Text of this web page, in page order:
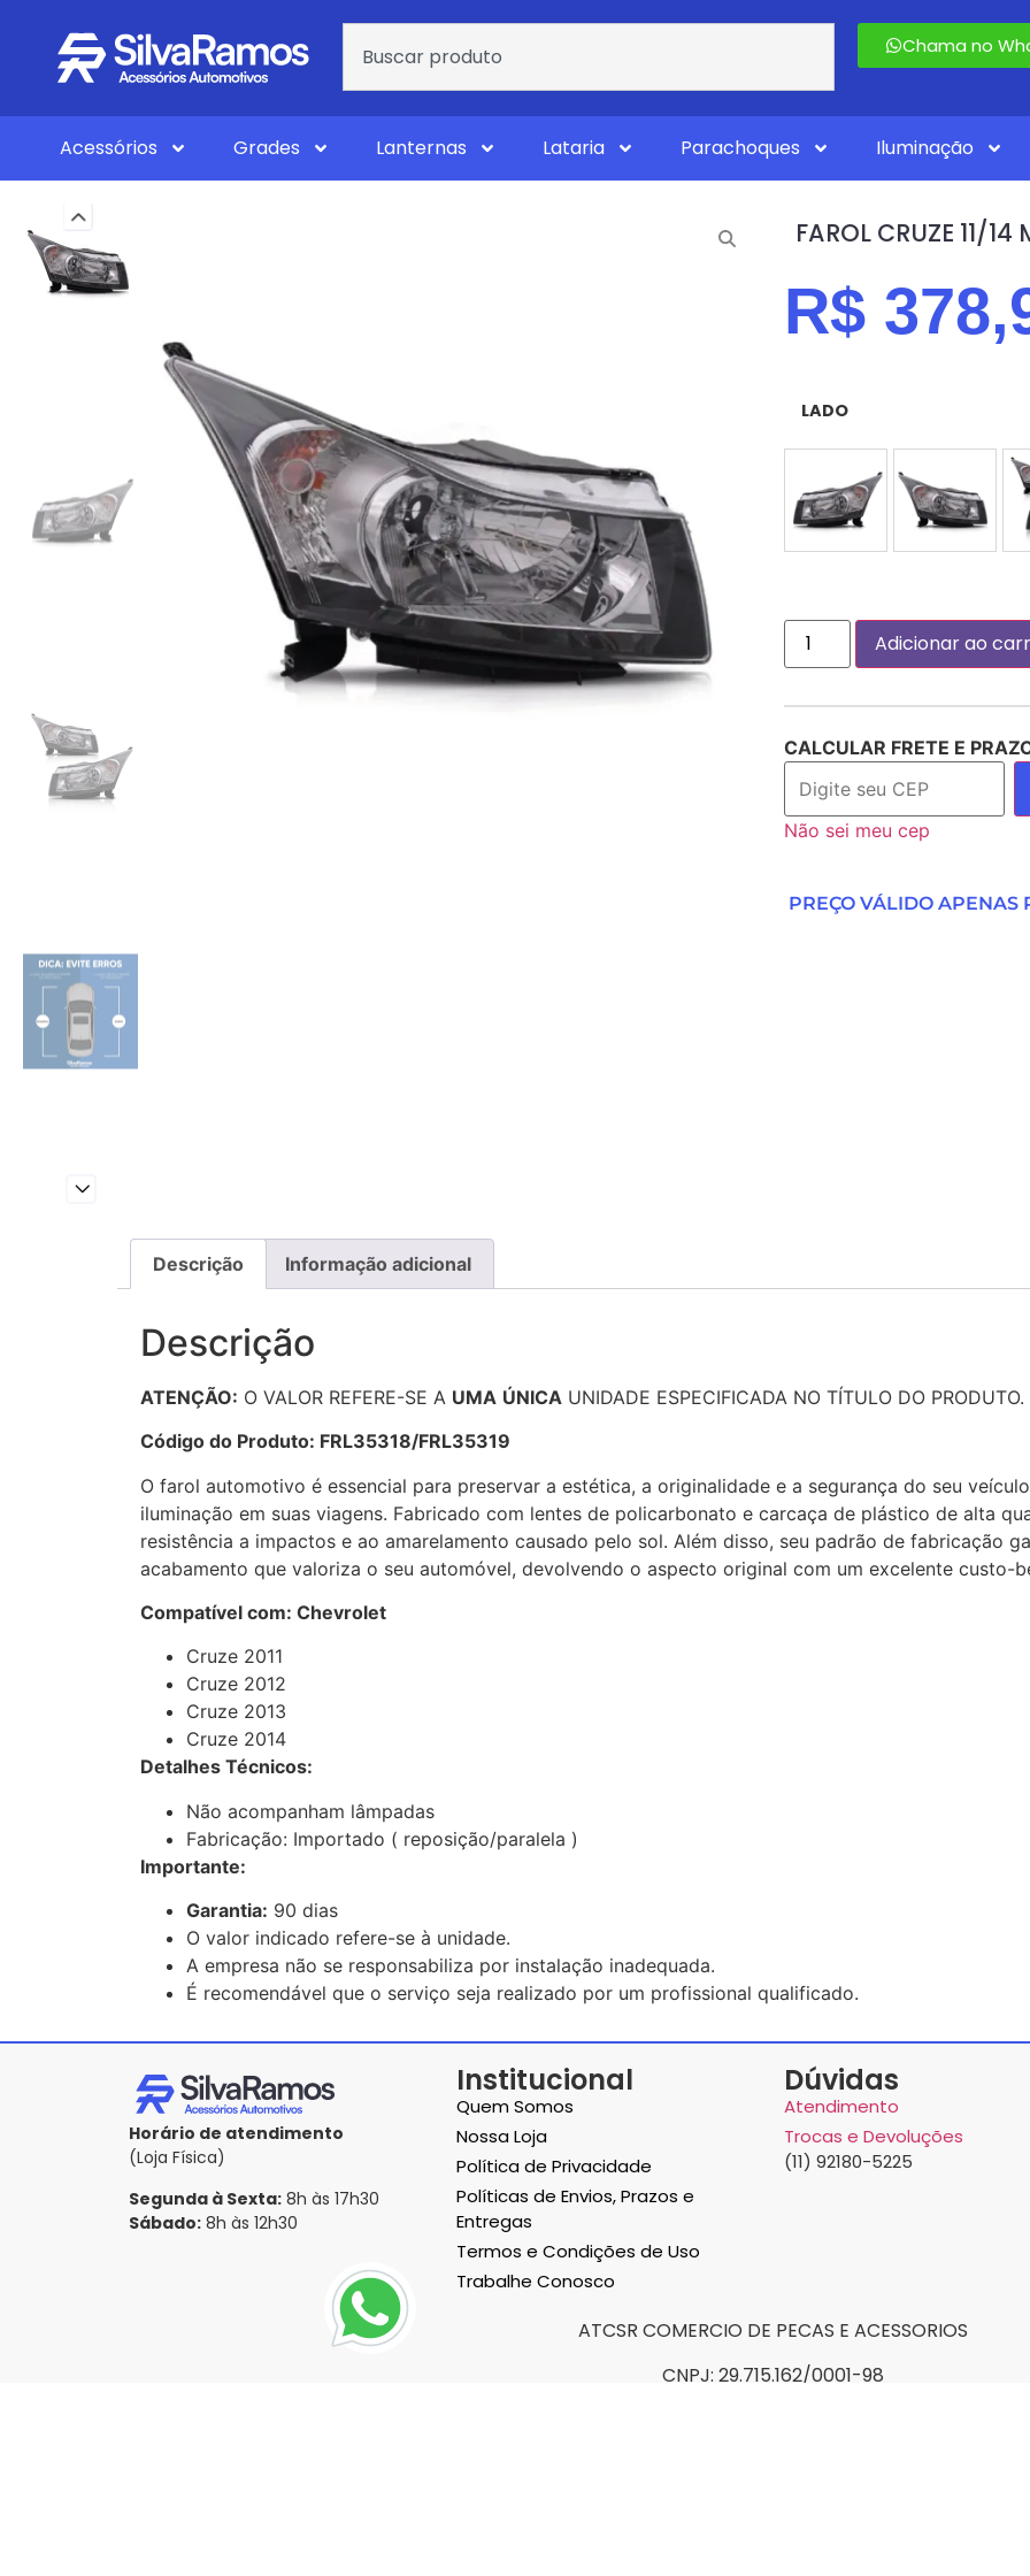
Chama no
Acessórios Grades Lanternas Lataria Parachoques Iluminação
FAROL CRUZE 11/
R$
LADO
ESQUERDO DIREITO
Adicionar ao
CALCULAR FRETE E
Não sei meu cep
PREÇO VÁLIDO APENAS
Descrição Informação adicional
Descrição
ATENÇÃO: O VALOR REFERE-SE A UMA ÚNICA UNIDADE ESPECIFICADA NO TÍTULO DO PRODUTO.
Código do Produto: FRL35318/FRL35319
O farol automotivo é essencial para preservar a estética, a originalidade e a segurança do seu
iluminação em suas viagens. Fabricado com lentes de policarbonato e carcaça de plástico de alta
resistência a impactos e ao amarelamento causado pelo sol. Além disso, seu padrão de fabricação
acabamento que valoriza o seu automóvel, devolvendo o aspecto original com um excelente custo-
Compatível com: Chevrolet
Cruze 2011
Cruze 2012
Cruze 2013
Cruze 2014
Detalhes Técnicos:
Não acompanham lâmpadas
Fabricação: Importado ( reposição/paralela )
Importante:
Garantia: 90 dias
O valor indicado refere-se à unidade.
A empresa não se responsabiliza por instalação inadequada.
É recomendável que o serviço seja realizado por um profissional qualificado.
Horário de atendimento
(Loja Física)
Segunda à Sexta: 8h às 17h30
Sábado: 8h às 12h30
Institucional
Quem Somos
Nossa Loja
Política de Privacidade
Políticas de Envios, Prazos e
Entregas
Termos e Condições de Uso
Trabalhe Conosco
Dúvidas
Atendimento
Trocas e Devoluções
(11) 92180-5225
ATCSR COMERCIO DE PECAS E ACESSORIOS
CNPJ: 29.715.162/0001-98